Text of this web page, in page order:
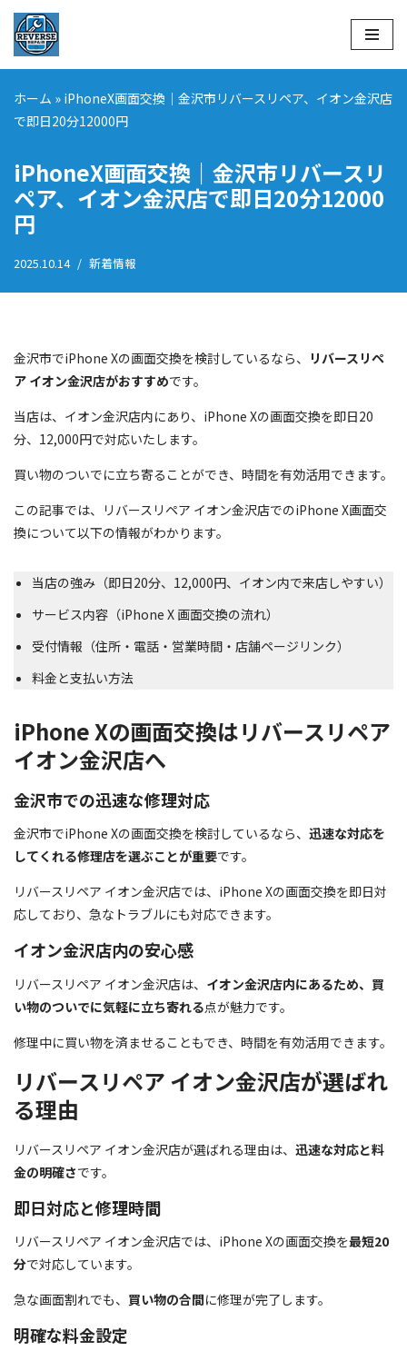
コ
ン
テ
ン
へ
ス
キ
ッ
ホーム » iPhoneX画面交換｜金沢市リバースリペア、イオン金沢店
で即日20分12000円
iPhoneX画面交換｜金沢市リバースリ
ペア、イオン金沢店で即日20分12000
円
2025.10.14 新着情報
金沢市でiPhone Xの画面交換を検討しているなら、
リバースリペ
ア イオン金沢店がおすすめです。
当店は、イオン金沢店内にあり、iPhone Xの画面交換を即日20
分、12,000円で対応いたします。
買い物のついでに立ち寄ることができ、時間を有効活用できます。
この記事では、リバースリペア イオン金沢店でのiPhone X画面交
換について以下の情報がわかります。
当店の強み（即日20分、12,000円、イオン内で来店しやすい）
サービス内容（iPhone X 画面交換の流れ）
受付情報（住所・電話・営業時間・店舗ページリンク）
料金と支払い方法
iPhone Xの画面交換はリバースリペア
イオン金沢店へ
金沢市での迅速な修理対応
金沢市でiPhone Xの画面交換を検討しているなら、 迅速な対応を
してくれる修理店を選ぶことが重要です。
リバースリペア イオン金沢店では、iPhone Xの画面交換を即日対
応しており、急なトラブルにも対応できます。
イオン金沢店内の安心感
リバースリペア イオン金沢店は、 イオン金沢店内にあるため、買
い物のついでに気軽に立ち寄れる点が魅力です。
修理中に買い物を済ませることもでき、時間を有効活用できます。
リバースリペア イオン金沢店が選ばれ
る理由
リバースリペア イオン金沢店が選ばれる理由は、 迅速な対応と料
金の明確さです。
即日対応と修理時間
リバースリペア イオン金沢店では、iPhone Xの画面交換を最短20
分で対応しています。
急な画面割れでも、 買い物の合間に修理が完了します。
明確な料金設定